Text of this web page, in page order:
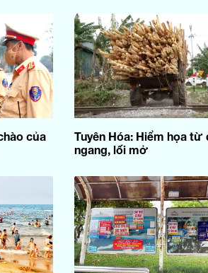
của
Tuyên Hóa: Hiểm họa
ngang, lối mở